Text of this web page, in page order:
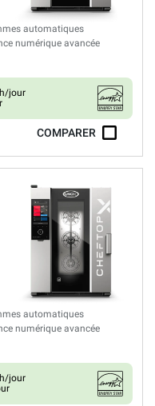
automatiques
numérique avancée
jour
COMPARER
automatiques
numérique avancée
jour